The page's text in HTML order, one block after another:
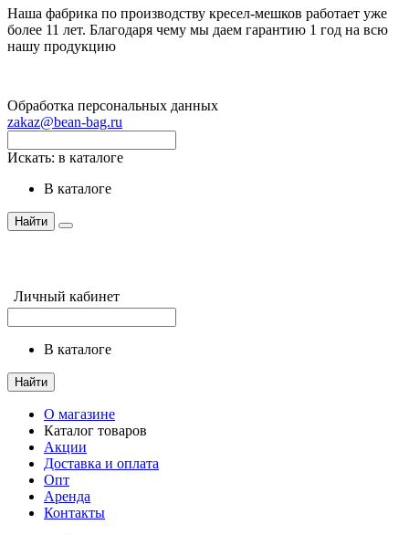
Наша фабрика по производству кресел-мешков работает уже
более 11 лет. Благодаря чему мы даем гарантию 1 год на всю
нашу продукцию
Обработка персональных данных
zakaz@bean-bag.ru
Искать: в каталоге
в каталоге
Найти
Личный кабинет
в каталоге
Найти
О магазине
Каталог товаров
Акции
Доставка и оплата
Опт
Аренда
Контакты